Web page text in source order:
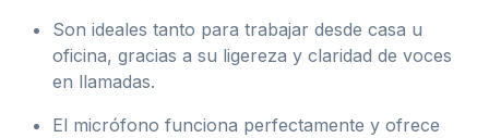
Son ideales tanto para trabajar desde casa u
oficina, gracias a su ligereza y claridad de voces
en llamadas.
El micrófono funciona perfectamente y ofrece